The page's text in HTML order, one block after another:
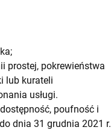
prostej, pokrewieństwa
lub kurateli
usługi.
poufność i
dnia 31 grudnia 2021 r.